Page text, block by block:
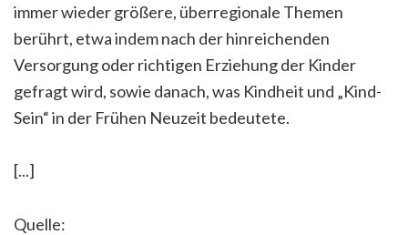
immer wieder größere, überregionale Themen
berührt, etwa indem nach der hinreichenden
Versorgung oder richtigen Erziehung der Kinder
gefragt wird, sowie danach, was Kindheit und „Kind-
Sein“ in der Frühen Neuzeit bedeutete.
[...]
Quelle: